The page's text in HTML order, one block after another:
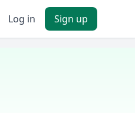
Log in Sign up